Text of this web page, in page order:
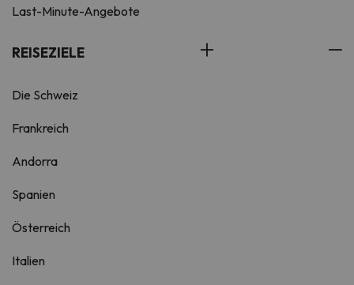
Last-Minute-Angebote
REISEZIELE
Die Schweiz
Frankreich
Andorra
Spanien
Österreich
Italien